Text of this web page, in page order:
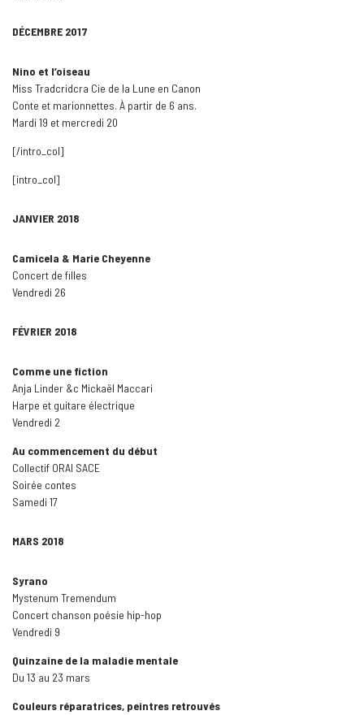
DÉCEMBRE 2017
Nino et l’oiseau
Miss Tradcridcra Cie de la Lune en Canon
Conte et marionnettes. À partir de 6 ans.
Mardi 19 et mercredi 20
[/intro_col]
[intro_col]
JANVIER 2018
Camicela & Marie Cheyenne
Concert de filles
Vendredi 26
FÉVRIER 2018
Comme une fiction
Anja Linder &c Mickaël Maccari
Harpe et guitare électrique
Vendredi 2
Au commencement du début
Collectif ORAI SACE
Soirée contes
Samedi 17
MARS 2018
Syrano
Mystenum Tremendum
Concert chanson poésie hip-hop
Vendredi 9
Quinzaine de la maladie mentale
Du 13 au 23 mars
Couleurs réparatrices, peintres retrouvés